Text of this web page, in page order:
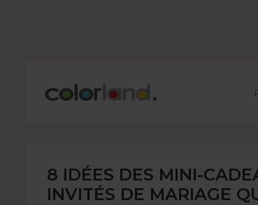
8 IDÉES DES MINI-
INVITÉS DE MARIAGE